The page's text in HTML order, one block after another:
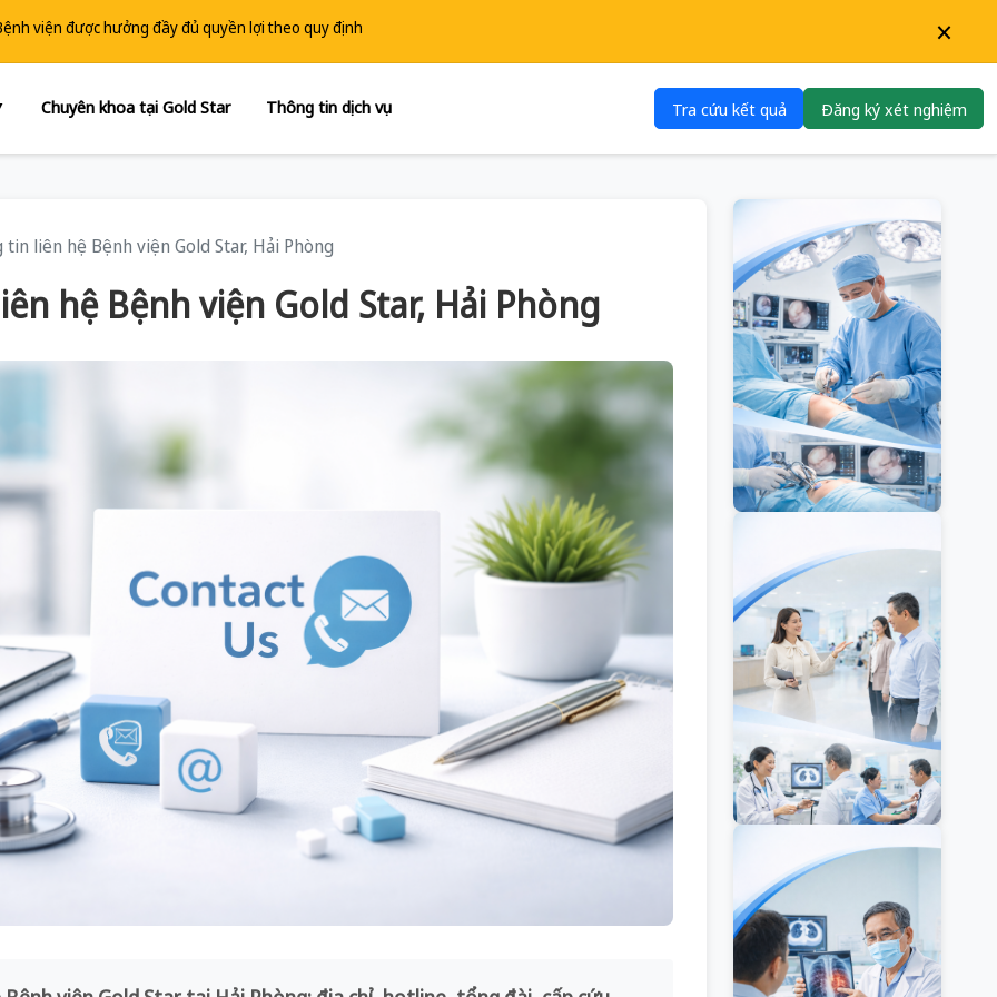
viện được hưởng đầy đủ quyền lợi theo quy định ×
Chuyên khoa tại Gold Star Thông tin dịch vụ Tra cứu kết quả Đăng ký xét nghiệm
tin liên hệ Bệnh viện Gold Star, Hải Phòng
hệ Bệnh viện Gold Star, Hải Phòng